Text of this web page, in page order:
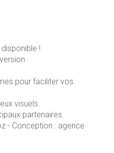
!
:
pour faciliter vos
visuels.
partenaires.
- Conception : agence